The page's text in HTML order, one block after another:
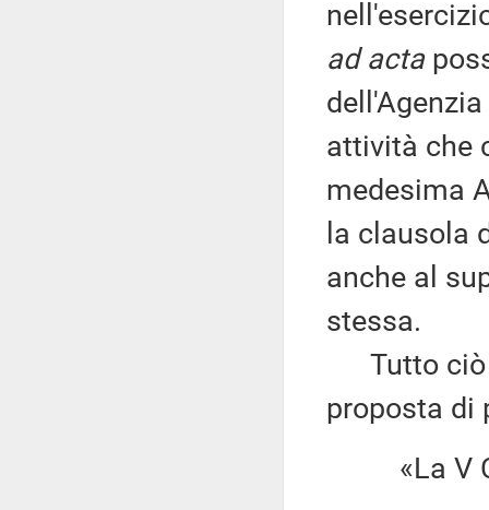
ad acta
attività che
medesima
la clausola
anche al
stessa.
Tutto ciò
proposta di
«La V